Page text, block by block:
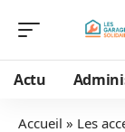
Actu
Accueil » Les